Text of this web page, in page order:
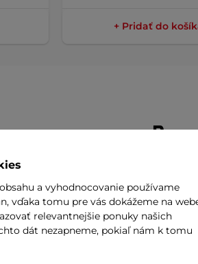
+ Pridať do
ktoré sa
i mimo neho. Je
ponúka4 režimy
silikónového
Počet
Typ
Zdroj
a vyhodnocovanie používame
vďaka tomu pre vás dokážeme na
relevantnejšie ponuky našich
dát nezapneme, pokiaľ nám k tomu